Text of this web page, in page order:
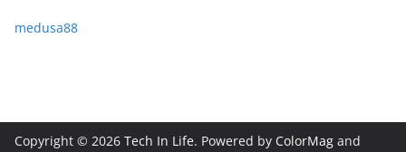
medusa88
Copyright © 2026 Tech In Life. Powered by ColorMag and